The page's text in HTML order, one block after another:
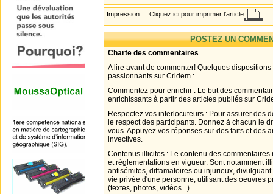
Impression : Cliquez ici pour imprimer l'article
POSTEZ UN
Charte des commentaires
A lire avant de commenter! Quelques
passionnants sur Cridem :
Commentez pour enrichir : Le but des
enrichissants à partir des articles publiés sur
Respectez vos interlocuteurs : Pour assurer des
le respect des participants. Donnez à chacun le
vous. Appuyez vos réponses sur des faits et des
invectives.
Contenus illicites : Le contenu des
et réglementations en vigueur. Sont notamment
antisémites, diffamatoires ou injurieux,
vie privée d'une personne, utilisant des oeuvres
(textes, photos, vidéos...).